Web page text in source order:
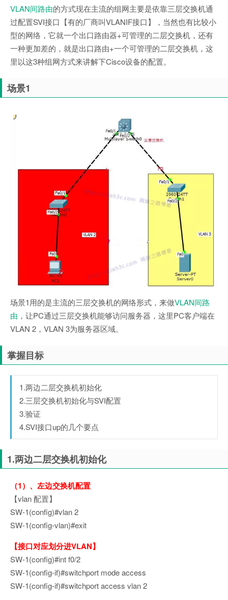
VLAN间路由的方式现在主流的组网主要是依靠三层交换机通
过配置SVI接口【有的厂商叫VLANIF接口】，当然也有比较小
型的网络，它就一个出口路由器+可管理的二层交换机，还有
一种更加差的，就是出口路由+一个可管理的二层交换机，这
里以这3种组网方式来讲解下Cisco设备的配置。
场景1
场景1用的是主流的三层交换机的网络形式，来做VLAN间路
由 ，让PC通过三层交换机能够访问服务器，这里PC客户端在
VLAN 2，VLAN 3为服务器区域。
掌握目标
1.两边二层交换机初始化
2.三层交换机初始化与SVI配置
3.验证
4.SVI接口up的几个要点
1.两边二层交换机初始化
（1）、左边交换机配置
【vlan 配置】
SW-1(config)#vlan 2
SW-1(config-vlan)#exit
【接口对应划分进VLAN】
SW-1(config)#int f0/2
SW-1(config-if)#switchport mode access
SW-1(config-if)#switchport access vlan 2